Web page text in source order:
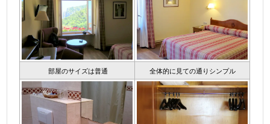
部屋のサイズは普通 全体的に見ての通りシンプル